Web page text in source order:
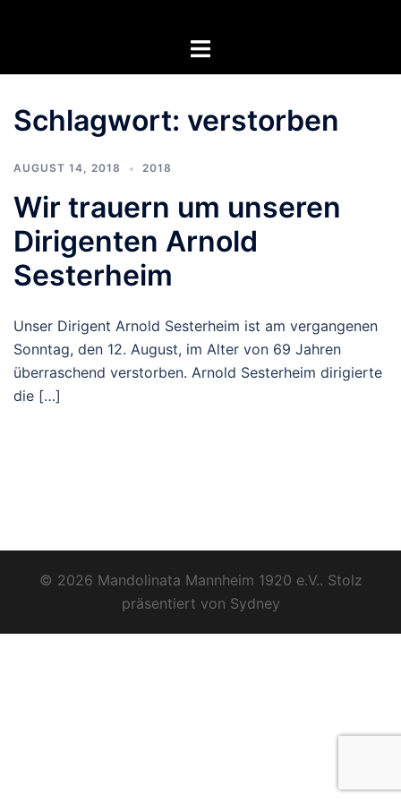
Menü
Schlagwort: verstorben
AUGUST 14, 2018 2018
Wir trauern um unseren
Dirigenten Arnold
Sesterheim
Unser Dirigent Arnold Sesterheim ist am vergangenen
Sonntag, den 12. August, im Alter von 69 Jahren
überraschend verstorben. Arnold Sesterheim dirigierte
die […]
© 2026 Mandolinata Mannheim 1920 e.V.. Stolz
präsentiert von Sydney